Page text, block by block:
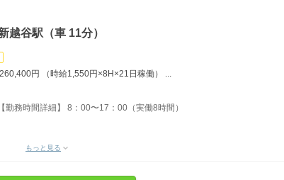
越谷駅（車 11分）
円 （時給1,550円×8H×21日稼働） ...
務時間詳細】 8：00〜17：00（実働8時間）
もっと見る